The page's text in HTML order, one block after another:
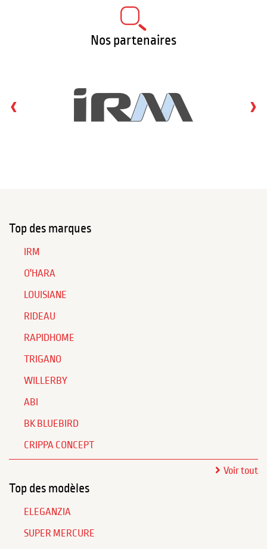
Nos partenaires
‹ ›
Top des marques
IRM
O'HARA
LOUISIANE
RIDEAU
RAPIDHOME
TRIGANO
WILLERBY
ABI
BK BLUEBIRD
CRIPPA CONCEPT
Voir tout
Top des modèles
ELEGANZIA
SUPER MERCURE